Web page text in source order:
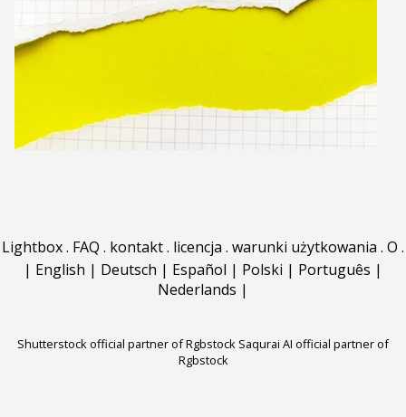
Lightbox. FAQ . kontakt. licencja . warunki użytkowania . O .
| English | Deutsch | Español | Polski | Português |
Nederlands |
Shutterstock official partner of Rgbstock Saqurai AI official partner of
Rgbstock